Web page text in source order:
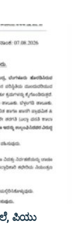
ಪಿಯು